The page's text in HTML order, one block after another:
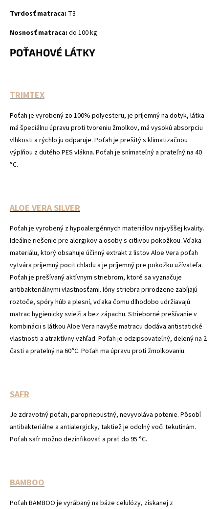
Tvrdosť matraca: T3
Nosnosť matraca: do 100 kg
POŤAHOVÉ LÁTKY
TRIMTEX
Poťah je vyrobený zo 100% polyesteru, je príjemný na dotyk, látka
má špeciálnu úpravu proti tvoreniu žmolkov, má vysokú absorpciu
vlhkosti a rýchlo ju odparuje. Poťah je prešitý s klimatizačnou
výplňou z dutého PES vlákna. Poťah je snímateľný a prateľný na 40
°C.
ALOE VERA SILVER
Poťah je vyrobený z hypoalergénnych materiálov najvyššej kvality.
Ideálne riešenie pre alergikov a osoby s citlivou pokožkou. Vďaka
materiálu, ktorý obsahuje účinný extrakt z listov Aloe Vera poťah
vytvára príjemný pocit chladu a je príjemný pre pokožku užívateľa.
Poťah je prešívaný aktívnym striebrom, ktoré sa vyznačuje
antibakteriálnymi vlastnosťami. Ióny striebra prirodzene zabíjajú
roztoče, spóry húb a plesní, vďaka čomu dlhodobo udržiavajú
matrac hygienicky svieži a bez zápachu. Strieborné prešívanie v
kombinácii s látkou Aloe Vera navyše matracu dodáva antistatické
vlastnosti a atraktívny vzhľad. Poťah je odzipsovateľný, delený na 2
časti a pratelný na 60°C. Poťah ma úpravu proti žmolkovaniu.
SAFR
Je zdravotný poťah, paropriepustný, nevyvoláva potenie. Pôsobí
antibakteriálne a antialergicky, taktiež je odolný voči tekutinám.
Poťah safr možno dezinfikovať a prať do 95 °C.
BAMBOO
Poťah BAMBOO je vyrábaný na báze celulózy, získanej z